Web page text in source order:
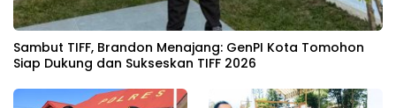
Sambut TIFF, Brandon Menajang: ​GenPI Kota Tomohon
Siap Dukung dan Sukseskan TIFF 2026